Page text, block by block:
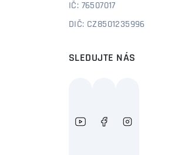
IČ: 76507017
DIČ: CZ8501235996
SLEDUJTE NÁS